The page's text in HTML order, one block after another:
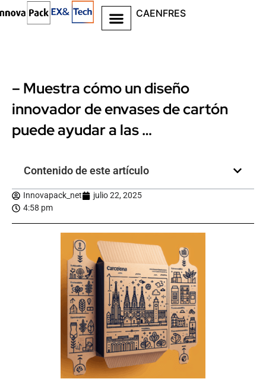
CAENFRES
– Muestra cómo un diseño
innovador de envases de cartón
puede ayudar a las …
Contenido de este artículo
Innovapack_net
julio 22, 2025
4:58 pm